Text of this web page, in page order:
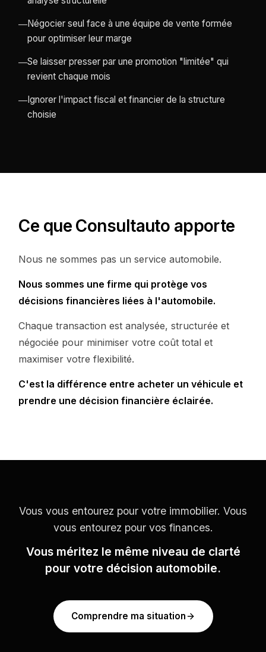
—Négocier seul face à une équipe de vente formée
pour optimiser leur marge
—Se laisser presser par une promotion "limitée" qui
revient chaque mois
—Ignorer l'impact fiscal et financier de la structure
choisie
Ce que Consultauto apporte
Nous ne sommes pas un service automobile.
Nous sommes une firme qui protège vos
décisions financières liées à l'automobile.
Chaque transaction est analysée, structurée et
négociée pour minimiser votre coût total et
maximiser votre flexibilité.
C'est la différence entre acheter un véhicule et
prendre une décision financière éclairée.
Vous vous entourez pour votre immobilier. Vous
vous entourez pour vos finances.
Vous méritez le même niveau de clarté
pour votre décision automobile.
Comprendre ma situation